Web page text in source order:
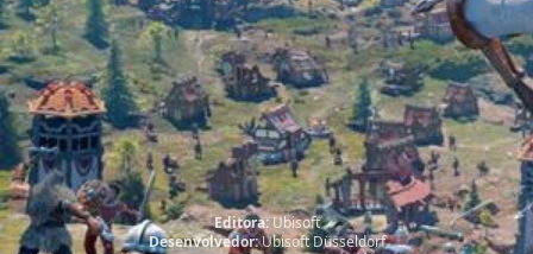
Editora:Ubisoft
Desenvolvedor:Ubisoft Düsseldorf